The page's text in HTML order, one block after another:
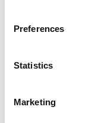
Preferences
Statistics
Marketing